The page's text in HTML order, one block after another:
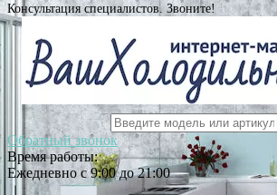
Консультация специалистов. Звоните!
Обратный звонок
Время работы:
Ежедневно с 9:00 до 21:00